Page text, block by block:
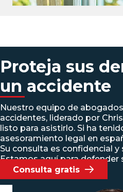
Proteja sus
un accidente
Nuestro equipo de
accidentes, liderado por
listo para asistirlo. Si ha
asesoramiento legal en
Su consulta es confidencial
Estamos aquí para defender
Consulta gratis